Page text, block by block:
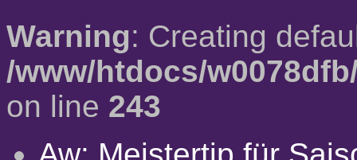
Warning: Creating
/www/htdocs/
on line 243